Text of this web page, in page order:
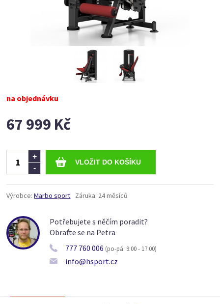
na objednávku
67 999 Kč
-
+
Výrobce: Marbo sport Záruka: 24 měsíců
Potřebujete s něčím poradit?
Obraťte se na Petra
777 760 006 (po-pá: 9:00 - 17:00)
info@hsport.cz